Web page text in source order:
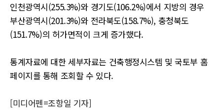
인천광역시(255.3%)와 경기도(106.2%)에서 지방의 경우
부산광역시(201.3%)와 전라북도(158.7%), 충청북도
(151.7%)의 허가면적이 크게 증가했다.
통계자료에 대한 세부자료는 건축행정시스템 및 국토부 홈
페이지를 통해 조회할 수 있다.
[미디어펜=조항일 기자]